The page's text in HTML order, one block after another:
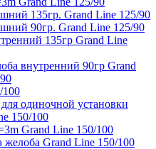
135гр. Grand Line 125/90
90гр. Grand Line 125/90
135гр Grand Line
внутренний 90гр Grand
100
одиночной установки
150/100
Grand Line 150/100
желоба Grand Line 150/100